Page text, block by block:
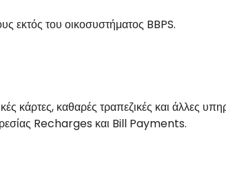
εκτός του οικοσυστήματος BBPS.
κάρτες, καθαρές τραπεζικές και άλλες
Recharges και Bill Payments.